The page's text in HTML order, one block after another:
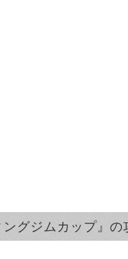
ングジムカップ』の